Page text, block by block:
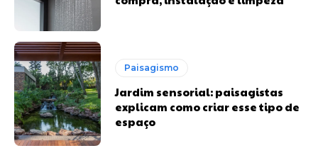
Paisagismo
Jardim sensorial: paisagistas
explicam como criar esse tipo de
espaço